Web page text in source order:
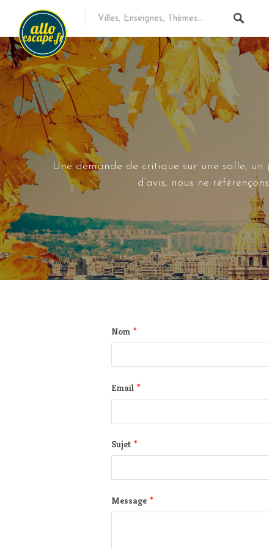
Une demande de critique sur une salle, un
d’avis, nous ne
Nom *
Email *
Sujet *
Message *